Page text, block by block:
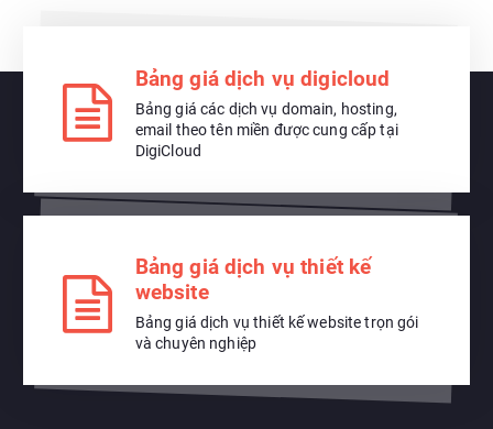
Bảng giá dịch vụ digicloud
Bảng giá các dịch vụ domain, hosting,
email theo tên miền được cung cấp tại
DigiCloud
Bảng giá dịch vụ thiết kế
website
Bảng giá dịch vụ thiết kế website trọn gói
và chuyên nghiệp